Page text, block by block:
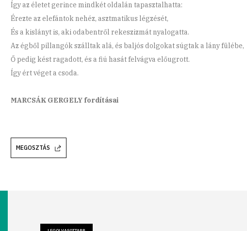
Így az életet gerince mindkét oldalán tapasztalhatta:
Érezte az elefántok nehéz, asztmatikus légzését,
És a kislányt is, aki odabentről rekeszizmát nyalogatta.
Az égből pillangók szálltak alá, és baljós dolgokat súgtak a lány fülébe,
Ő pedig kést ragadott, és a fiú hasát felvágva előugrott.
Így ért véget a csoda.
MARCSÁK GERGELY fordításai
MEGOSZTÁS